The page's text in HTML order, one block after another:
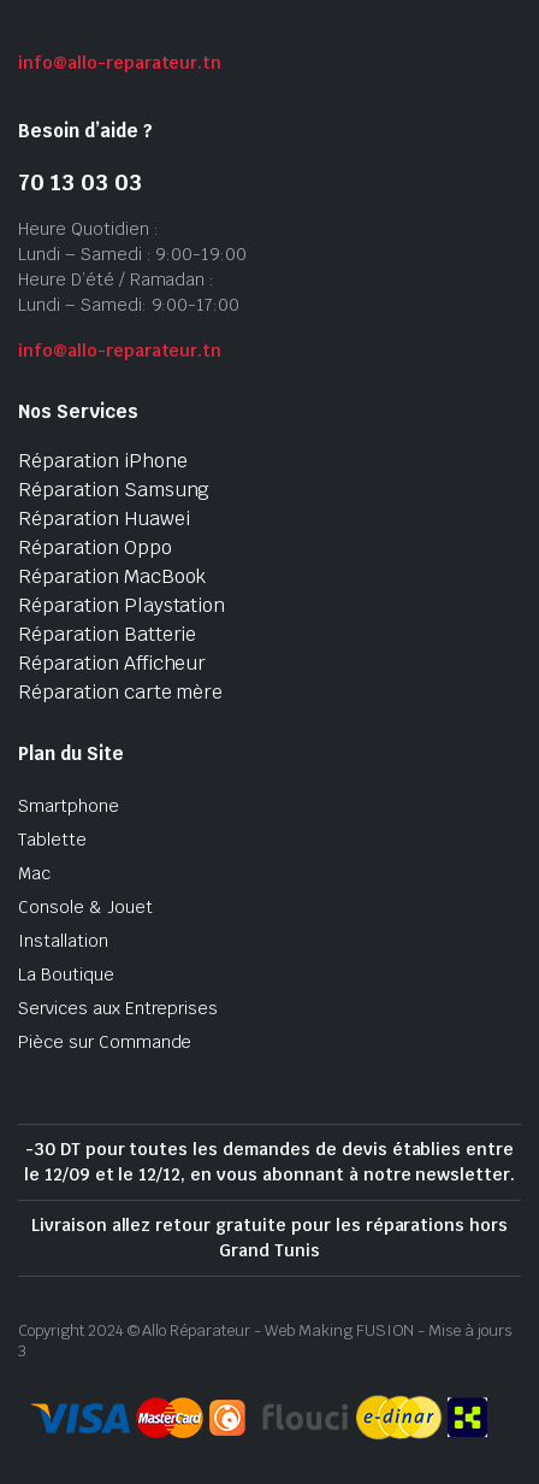
info@allo-reparateur.tn
Besoin d’aide ?
70 13 03 03
Heure Quotidien :
Lundi – Samedi : 9:00-19:00
Heure D’été / Ramadan :
Lundi – Samedi: 9:00-17:00
info@allo-reparateur.tn
Nos Services
Réparation iPhone
Réparation Samsung
Réparation Huawei
Réparation Oppo
Réparation MacBook
Réparation Playstation
Réparation Batterie
Réparation Afficheur
Réparation carte mère
Plan du Site
Smartphone
Tablette
Mac
Console & Jouet
Installation
La Boutique
Services aux Entreprises
Pièce sur Commande
-30 DT pour toutes les demandes de devis établies entre
le 12/09 et le 12/12, en vous abonnant à notre newsletter.
Livraison allez retour gratuite pour les réparations hors
Grand Tunis
Copyright 2024 © Allo Réparateur - Web Making FUSION - Mise à jours
3